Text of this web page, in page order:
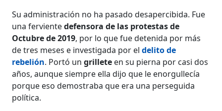
Su administración no ha pasado desapercibida. Fue
una fervientedefensora de las protestas de
Octubre de 2019, por lo que fue detenida por más
de tres meses e investigada por eldelito de
rebelión. Portó ungrillete en su pierna por casi dos
años, aunque siempre ella dijo que le enorgullecía
porque eso demostraba que era una perseguida
política.